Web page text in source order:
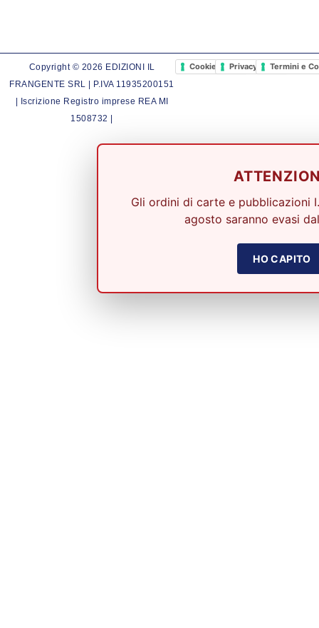
Copyright © 2026 EDIZIONI IL
FRANGENTE SRL | P.IVA 11935200151
| Iscrizione Registro imprese REA MI
1508732 |
Cookie PolicyPrivacy PolicyTermini e
Gli ordini di carte e pubblicazioni
agosto saranno evasi
HO CAPITO